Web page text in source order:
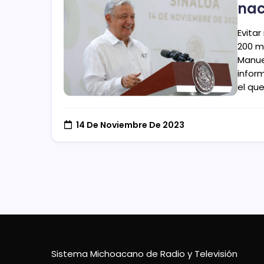
200
el
14 De Noviembre De 2023
Sistema Michoacano de Radio y Televisión